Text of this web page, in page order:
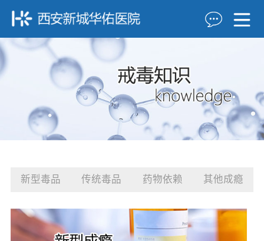
新型毒品 传统毒品 药物依赖 其他成瘾